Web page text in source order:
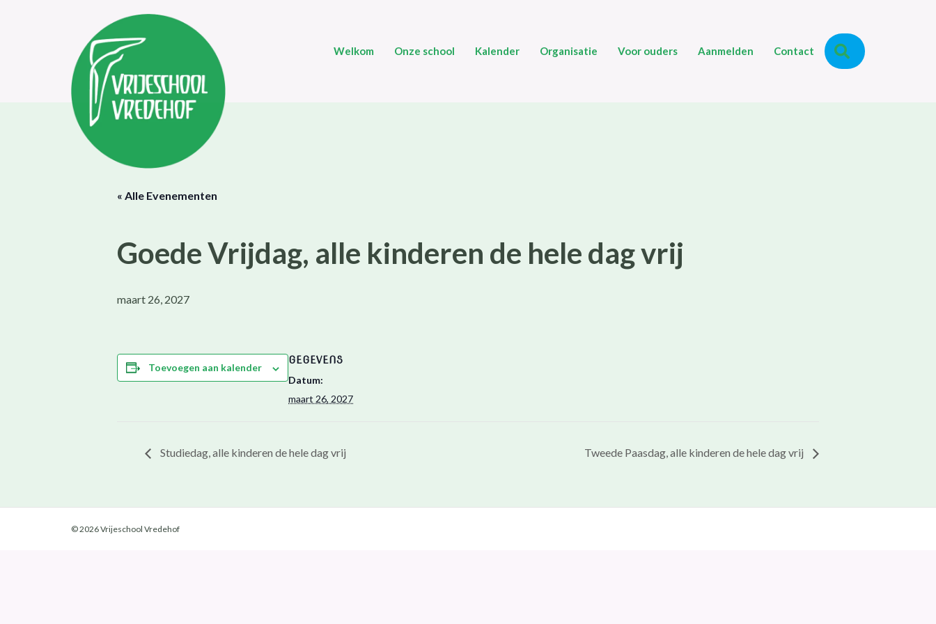
Welkom Onze school Kalender Organisatie Voor ouders Aanmelden Contact Zoeken
« Alle Evenementen
Goede Vrijdag, alle kinderen de hele dag vrij
maart 26, 2027
Toevoegen aan kalender
GEGEVENS
Datum:
maart 26, 2027
Studiedag, alle kinderen de hele dag vrij Tweede Paasdag, alle kinderen de hele dag vrij
© 2026 Vrijeschool Vredehof